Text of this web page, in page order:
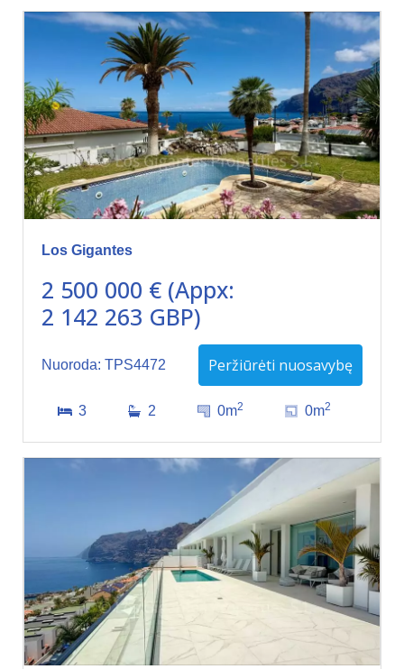
Los Gigantes
2 500 000 € (Appx:
2 142 263 GBP)
Nuoroda: TPS4472 Peržiūrėti nuosavybę
3 2 0m2 0m2